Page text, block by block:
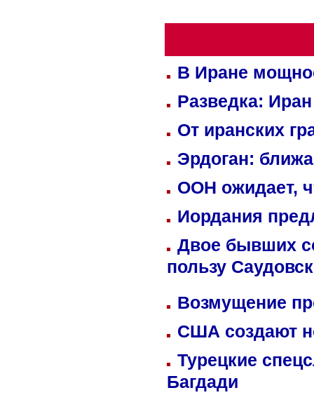
В Иране
Разведка:
От иранских
Эрдоган:
ООН ожидает,
Иордания
Двое бывших
пользу
Возмущение
США создают
Турецкие
Багдади